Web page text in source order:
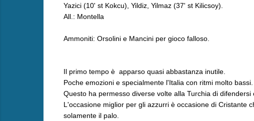
Yazici (10' st Kokcu), Yildiz, Yilmaz (37' st Kilicsoy).
All.: Montella
Ammoniti: Orsolini e Mancini per gioco falloso.
Il primo tempo è apparso quasi abbastanza inutile.
Poche emozioni e specialmente l'Italia con ritmi molto bassi.
Questo ha permesso diverse volte alla Turchia di difendersi
L'occasione miglior per gli azzurri è occasione di Cristante
solamente il palo.